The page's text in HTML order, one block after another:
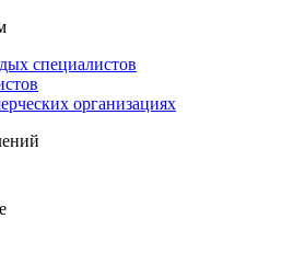
специалистов
организациях